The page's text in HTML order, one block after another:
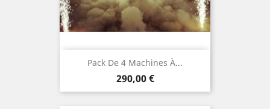
Pack De 4 Machines À...
Prix
290,00 €